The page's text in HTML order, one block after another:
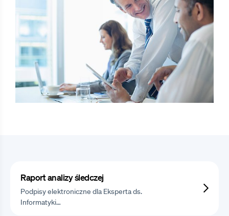
Raport analizy śledczej
Podpisy elektroniczne dla Eksperta ds.
Informatyki…